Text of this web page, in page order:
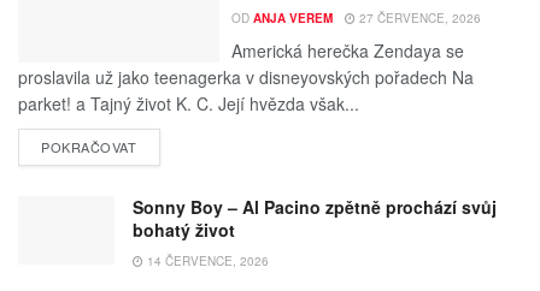
OD ANJA VEREM 27 ČERVENCE, 2026
Americká herečka Zendaya se
proslavila už jako teenagerka v disneyovských pořadech Na
parket! a Tajný život K. C. Její hvězda však...
POKRAČOVAT
Sonny Boy – Al Pacino zpětně prochází svůj
bohatý život
14 ČERVENCE, 2026